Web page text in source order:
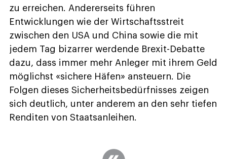
zu erreichen. Andererseits führen
Entwicklungen wie der Wirtschaftsstreit
zwischen den USA und China sowie die mit
jedem Tag bizarrer werdende Brexit-Debatte
dazu, dass immer mehr Anleger mit ihrem Geld
möglichst «sichere Häfen» ansteuern. Die
Folgen dieses Sicherheitsbedürfnisses zeigen
sich deutlich, unter anderem an den sehr tiefen
Renditen von Staatsanleihen.